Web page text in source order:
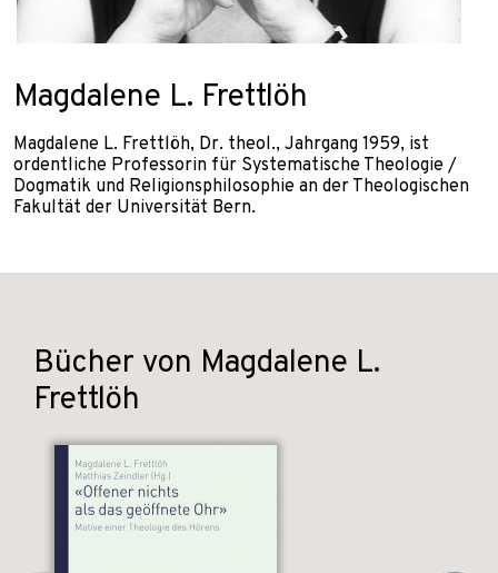
Magdalene L. Frettlöh
Magdalene L. Frettlöh, Dr. theol., Jahrgang 1959, ist
ordentliche Professorin für Systematische Theologie /
Dogmatik und Religionsphilosophie an der Theologischen
Fakultät der Universität Bern.
Bücher von Magdalene L.
Frettlöh